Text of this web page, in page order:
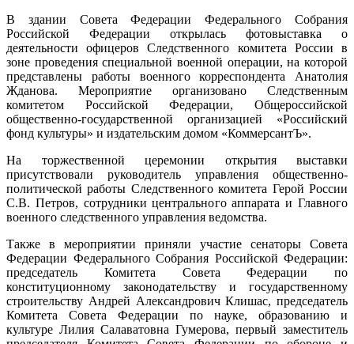
В здании Совета Федерации Федерального Собрания
Российской Федерации открылась фотовыставка о
деятельности офицеров Следственного комитета России в
зоне проведения специальной военной операции, на которой
представлены работы военного корреспондента Анатолия
Жданова. Мероприятие организовано Следственным
комитетом Российской Федерации, Общероссийской
общественно-государственной организацией «Российский
фонд культуры» и издательским домом «КоммерсантЪ».
На торжественной церемонии открытия выставки
присутствовали руководитель управления общественно-
политической работы Следственного комитета Герой России
С.В. Петров, сотрудники центрального аппарата и Главного
военного следственного управления ведомства.
Также в мероприятии приняли участие сенаторы Совета
Федерации Федерального Собрания Российской Федерации:
председатель Комитета Совета Федерации по
конституционному законодательству и государственному
строительству Андрей Александрович Клишас, председатель
Комитета Совета Федерации по науке, образованию и
культуре Лилия Салаватовна Гумерова, первый заместитель